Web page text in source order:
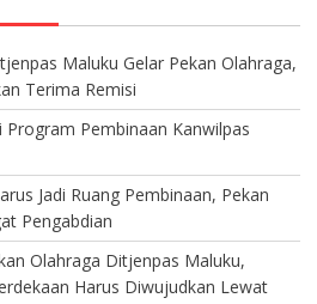
Maluku Gelar Pekan Olahraga,
Terima Remisi
Pembinaan Kanwilpas
Jadi Ruang Pembinaan, Pekan
Pengabdian
Olahraga Ditjenpas Maluku,
Harus Diwujudkan Lewat